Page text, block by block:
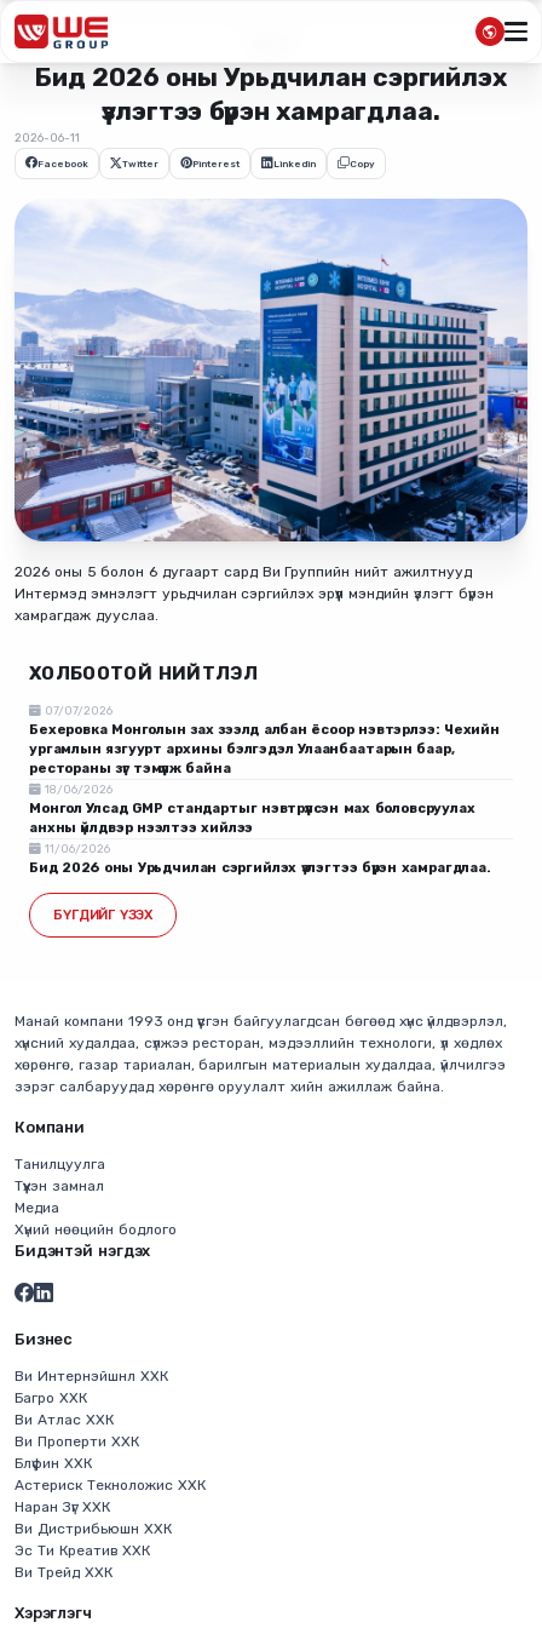
Бид 2026 оны Урьдчилан сэргийлэх
үзлэгтээ бүрэн хамрагдлаа.
2026-06-11
Facebook Twitter Pinterest Linkedin Copy
2026 оны 5 болон 6 дугаарт сард Ви Группийн нийт ажилтнууд
Интермэд эмнэлэгт урьдчилан сэргийлэх эрүүл мэндийн үзлэгт бүрэн
хамрагдаж дууслаа.
ХОЛБООТОЙ НИЙТЛЭЛ
07/07/2026
Бехеровка Монголын зах зээлд албан ёсоор нэвтэрлээ: Чехийн
ургамлын язгуурт архины бэлгэдэл Улаанбаатарын баар,
рестораны зүг тэмүүлж байна
18/06/2026
Монгол Улсад GMP стандартыг нэвтрүүлсэн мах боловсруулах
анхны үйлдвэр нээлтээ хийлээ
11/06/2026
Бид 2026 оны Урьдчилан сэргийлэх үзлэгтээ бүрэн хамрагдлаа.
БҮГДИЙГ ҮЗЭХ
Манай компани 1993 онд үүсгэн байгуулагдсан бөгөөд хүнс үйлдвэрлэл,
хүнсний худалдаа, сүлжээ ресторан, мэдээллийн технологи, үл хөдлөх
хөрөнгө, газар тариалан, барилгын материалын худалдаа, үйлчилгээ
зэрэг салбаруудад хөрөнгө оруулалт хийн ажиллаж байна.
Компани
Танилцуулга
Түүхэн замнал
Медиа
Хүний нөөцийн бодлого
Бидэнтэй нэгдэх
Бизнес
Ви Интернэйшнл ХХК
Багро ХХК
Ви Атлас ХХК
Ви Проперти ХХК
Блүфин ХХК
Астериск Текноложис ХХК
Наран Зүг ХХК
Ви Дистрибьюшн ХХК
Эс Ти Креатив ХХК
Ви Трейд ХХК
Хэрэглэгч